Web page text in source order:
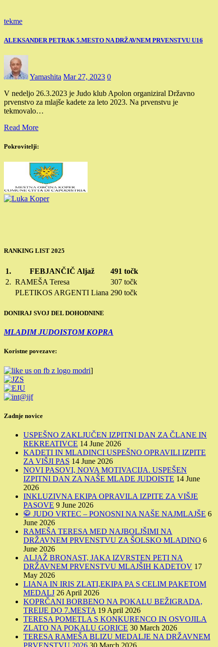
tekme
ALEKSANDER PETRAK 5.MESTO NA DRŽAVNEM PRVENSTVU U16
Yamashita Mar 27, 2023 0
V nedeljo 26.3.2023 je Judo klub Apolon organiziral Državno
prvenstvo za mlajše kadete za leto 2023. Na prvenstvu je
tekmovalo…
Read More
Pokrovitelji:
RANKING LIST 2025
1. FEBJANČIČ Aljaž
491 točk
2. RAMEŠA Teresa
307 točk
PLETIKOS ARGENTI Liana 290 točk
DONIRAJ SVOJ DEL DOHODNINE
MLADIM JUDOISTOM KOPRA
Koristne povezave:
]
Zadnje novice
USPEŠNO ZAKLJUČEN IZPITNI DAN ZA ČLANE IN
REKREATIVCE 14 June 2026
KADETI IN MLADINCI USPEŠNO OPRAVILI IZPITE
ZA VIŠJI PAS 14 June 2026
NOVI PASOVI, NOVA MOTIVACIJA. USPEŠEN
IZPITNI DAN ZA NAŠE MLADE JUDOISTE 14 June
2026
INKLUZIVNA EKIPA OPRAVILA IZPITE ZA VIŠJE
PASOVE 9 June 2026
🥋 JUDO VRTEC – PONOSNI NA NAŠE NAJMLAJŠE 6
June 2026
RAMEŠA TERESA MED NAJBOLJŠIMI NA
DRŽAVNEM PRVENSTVU ZA ŠOLSKO MLADINO 6
June 2026
ALJAŽ BRONAST, JAKA IZVRSTEN PETI NA
DRŽAVNEM PRVENSTVU MLAJŠIH KADETOV 17
May 2026
LIANA IN IRIS ZLATI,EKIPA PA S CELIM PAKETOM
MEDALJ 26 April 2026
KOPRČANI BORBENO NA POKALU BEŽIGRADA,
TREIJE DO 7.MESTA 19 April 2026
TERESA POMETLA S KONKURENCO IN OSVOJILA
ZLATO NA POKALU GORICE 30 March 2026
TERESA RAMEŠA BLIZU MEDALJE NA DRŽAVNEM
PRVENSTVU 2026 30 March 2026